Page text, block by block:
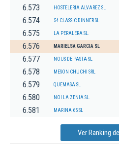
6.573 HOSTELERIA ALVAREZ SL
6.574 54 CLASSIC DINNER SL
6.575 LA PERALERA SL.
6.576 MARIELSA GARCIA SL
6.577 NOUS DE PASTA SL
6.578 MESON CHUCHI SRL
6.579 QUEMASA SL
6.580 NOI LA ZENIA SL.
6.581 MARINA 65 SL
Ver Ranking